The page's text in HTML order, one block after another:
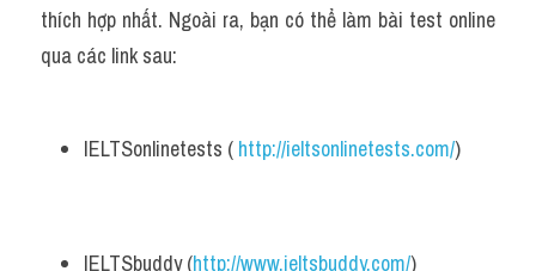
thích hợp nhất. Ngoài ra, bạn có thể làm bài test online
qua các link sau:
IELTSonlinetests ( http://ieltsonlinetests.com/)
IELTSbuddy (http://www.ieltsbuddy.com/)